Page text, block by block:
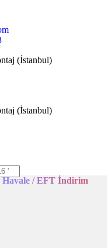
(İstanbul)
(İstanbul)
Havale / EFT İndirim